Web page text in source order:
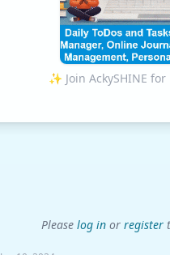
✨ Join AckySHINE
Please log inor register